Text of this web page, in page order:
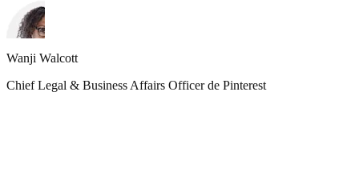
Wanji Walcott
Chief Legal & Business Affairs Officer de Pinterest